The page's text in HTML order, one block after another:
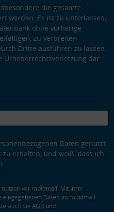
die gesamte
werden. Es ist zu unterlassen,
ohne vorherige
zu verbreiten
Dritte ausführen zu lassen.
Urheberrechtsverletzung dar
Daten genutzt
erhalten, und weiß, dass ich
nutzen wir rapidmail. Mit Ihrer
eingegebenen Daten an rapidmail
auch die AGB und